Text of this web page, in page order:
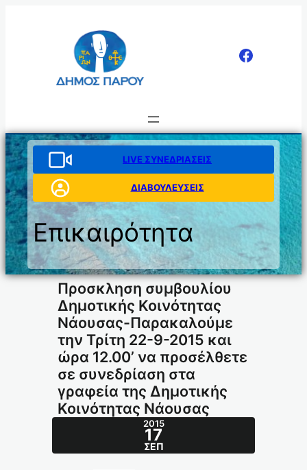
LIVE ΣΥΝΕΔΡΙΑΣΕΙΣ
ΔΙΑΒΟΥΛΕΥΣΕΙΣ
Επικαιρότητα
Προσκληση συμβουλίου
Δημοτικής Κοινότητας
Νάουσας-Παρακαλούμε
την Τρίτη 22-9-2015 και
ώρα 12.00’ να προσέλθετε
σε συνεδρίαση στα
γραφεία της Δημοτικής
Κοινότητας Νάουσας
2015
17
ΣΕΠ